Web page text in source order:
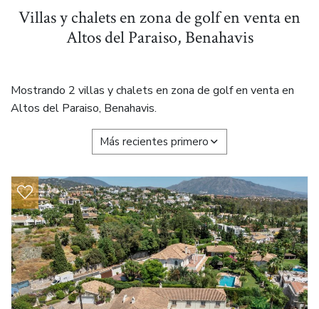
Villas y chalets en zona de golf en venta en
Altos del Paraiso, Benahavis
Mostrando 2 villas y chalets en zona de golf en venta en
Altos del Paraiso, Benahavis.
Más recientes primero